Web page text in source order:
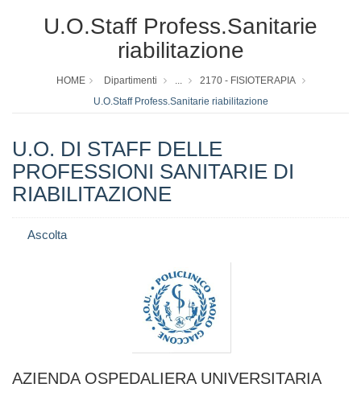
U.O.Staff Profess.Sanitarie
riabilitazione
HOME Dipartimenti ...
2170 - FISIOTERAPIA
U.O.Staff Profess.Sanitarie riabilitazione
U.O. DI STAFF DELLE
PROFESSIONI SANITARIE DI
RIABILITAZIONE
Ascolta
AZIENDA OSPEDALIERA UNIVERSITARIA